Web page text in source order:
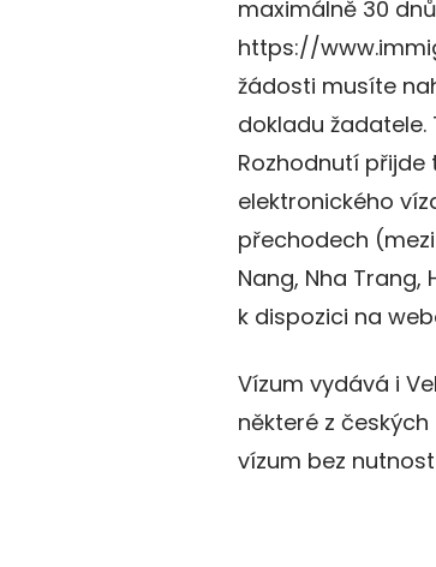
maximálně 30
https://
žádosti musíte
dokladu
Rozhodnutí
elektronického
přechodech
Nang, Nha Trang,
k dispozici na
Vízum vydává i
některé z
vízum bez